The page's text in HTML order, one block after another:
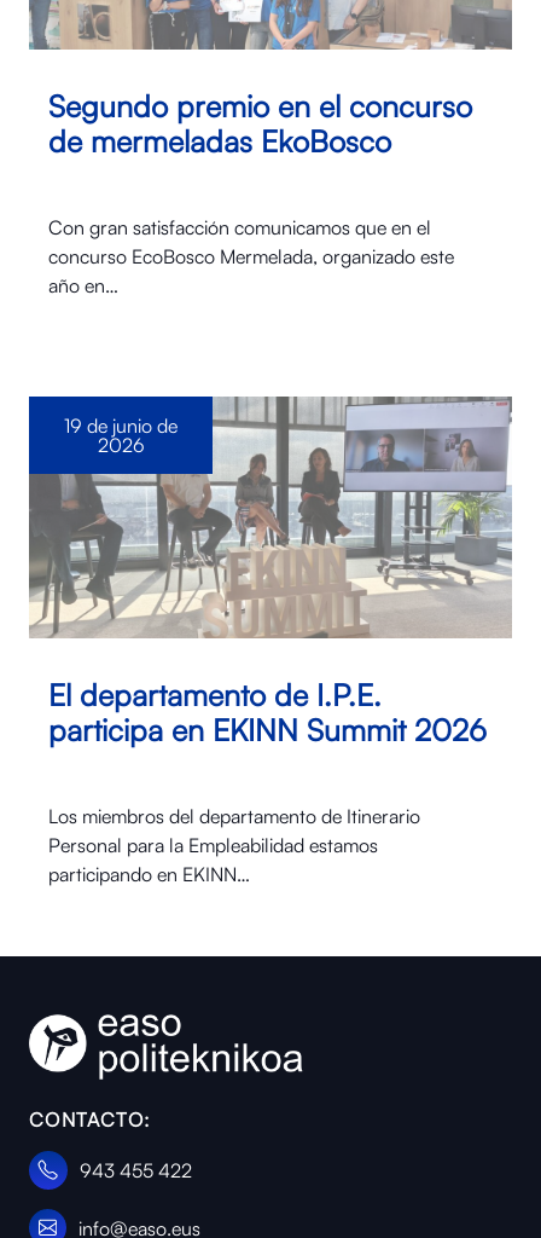
Segundo premio en el concurso
de mermeladas EkoBosco
Con gran satisfacción comunicamos que en el
concurso EcoBosco Mermelada, organizado este
año en…
El departamento de I.P.E.
participa en EKINN Summit 2026
Los miembros del departamento de Itinerario
Personal para la Empleabilidad estamos
participando en EKINN…
19 de junio de
2026
CONTACTO:
943 455 422
info@easo.eus